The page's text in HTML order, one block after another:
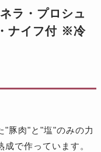
ラ・プロシュ
ナイフ付 ※冷
"豚肉"と"塩"のみの力
で作っています。